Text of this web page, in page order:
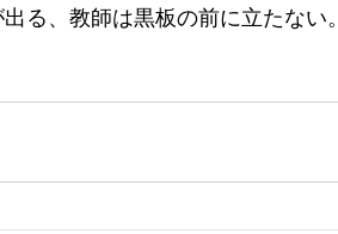
る、教師は黒板の前に立たない。